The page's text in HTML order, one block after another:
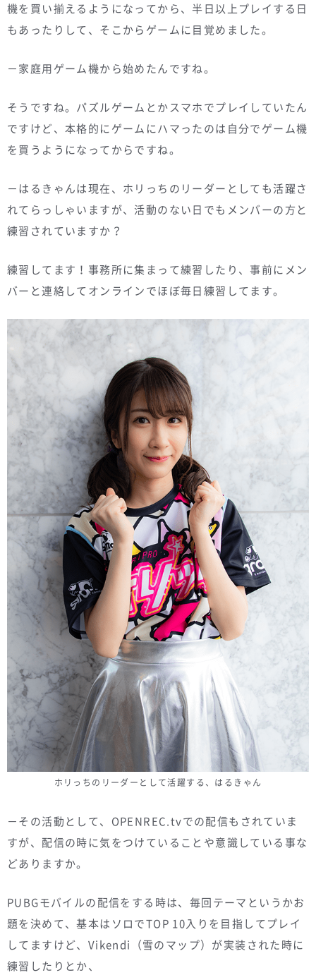
機を買い揃えるようになってから、半日以上プレイする日
もあったりして、そこからゲームに目覚めました。
－家庭用ゲーム機から始めたんですね。
そうですね。パズルゲームとかスマホでプレイしていたん
ですけど、本格的にゲームにハマったのは自分でゲーム機
を買うようになってからですね。
－はるきゃんは現在、ホリっちのリーダーとしても活躍さ
れてらっしゃいますが、活動のない日でもメンバーの方と
練習されていますか？
練習してます！事務所に集まって練習したり、事前にメン
バーと連絡してオンラインでほぼ毎日練習してます。
ホリっちのリーダーとして活躍する、はるきゃん
－その活動として、OPENREC.tvでの配信もされていま
すが、配信の時に気をつけていることや意識している事な
どありますか。
PUBGモバイルの配信をする時は、毎回テーマというかお
題を決めて、基本はソロでTOP 10入りを目指してプレイ
してますけど、Vikendi（雪のマップ）が実装された時に
練習したりとか、